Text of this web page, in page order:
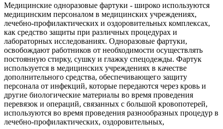
Медицинские одноразовые фартуки - широко используются
медицинским персоналом в медицинских учреждениях,
лечебно-профилактических и оздоровительных комплексах,
как средство защиты при различных процедурах и
лабораторных исследованиях. Одноразовые фартуки,
освобождают работников от необходимости осуществлять
постоянную стирку, сушку и глажку спецодежды. Фартук
используется в медицинских учреждениях в качестве
дополнительного средства, обеспечивающего защиту
персонала от инфекций, которые передаются через кровь и
другие биологические материалы во время проведения
перевязок и операций, связанных с большой кровопотерей,
используются во время проведения разнообразных процедур в
лечебно-профилактических, оздоровительных,